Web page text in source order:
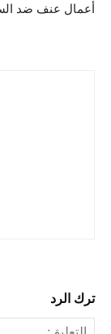
أعمال عنف ضد
ترك الرد